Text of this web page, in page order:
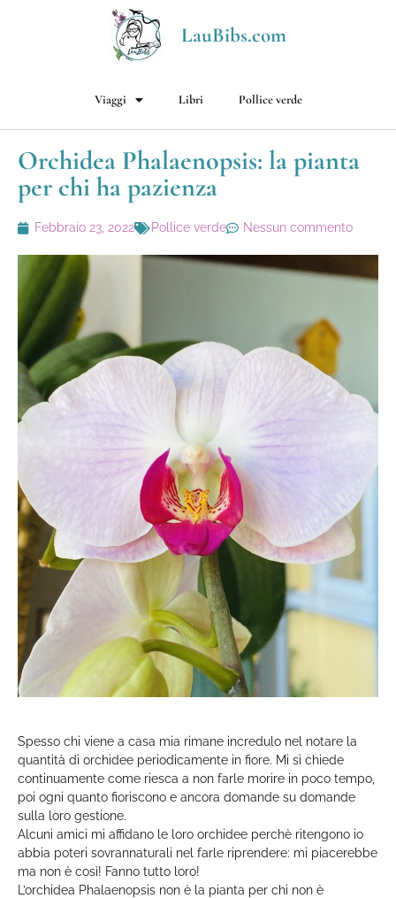
LauBibs.com
Viaggi Libri Pollice verde
Orchidea Phalaenopsis: la pianta
per chi ha pazienza
Febbraio 23, 2022 Pollice verde Nessun commento
Spesso chi viene a casa mia rimane incredulo nel notare la
quantità di orchidee periodicamente in fiore. Mi si chiede
continuamente come riesca a non farle morire in poco tempo,
poi ogni quanto fioriscono e ancora domande su domande
sulla loro gestione.
Alcuni amici mi affidano le loro orchidee perchè ritengono io
abbia poteri sovrannaturali nel farle riprendere: mi piacerebbe
ma non è così! Fanno tutto loro!
L’orchidea Phalaenopsis non è la pianta per chi non è